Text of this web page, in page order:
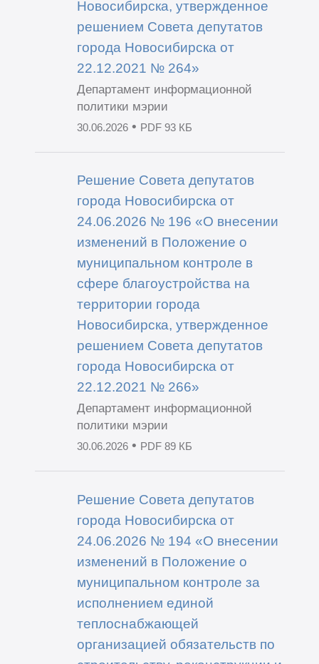
Новосибирска, утвержденное
решением Совета депутатов
города Новосибирска от
22.12.2021 № 264»
Департамент информационной
политики мэрии
30.06.2026• PDF 93 КБ
Решение Совета депутатов
города Новосибирска от
24.06.2026 № 196 «О внесении
изменений в Положение о
муниципальном контроле в
сфере благоустройства на
территории города
Новосибирска, утвержденное
решением Совета депутатов
города Новосибирска от
22.12.2021 № 266»
Департамент информационной
политики мэрии
30.06.2026• PDF 89 КБ
Решение Совета депутатов
города Новосибирска от
24.06.2026 № 194 «О внесении
изменений в Положение о
муниципальном контроле за
исполнением единой
теплоснабжающей
организацией обязательств по